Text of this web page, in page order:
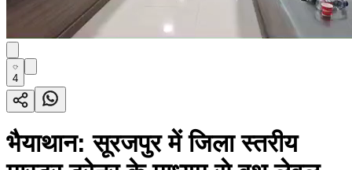
4
भैयाथान: सूरजपुर में जिला स्तरीय